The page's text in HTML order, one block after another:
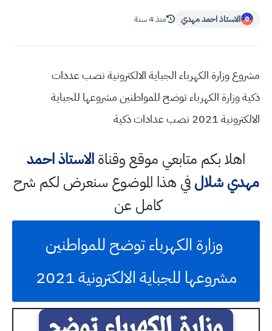
الاستاذ احمد مهدي منذ 4 سنة
مشروع وزارة الكهرباء الجباية الالكترونية نصب عددات
ذكية وزارة الكهرباء توضح للمواطنين مشروعها للجباية
الالكترونية 2021 نصب عدادات ذكية
اهلا بكم متابعي موقع وقناةالاستاذ احمد
مهدي شلالفي هذا الموضوع سنعرض لكم شرح
كامل عن
وزارة الكهرباء توضح للمواطنين
مشروعها للجباية الالكترونية 2021